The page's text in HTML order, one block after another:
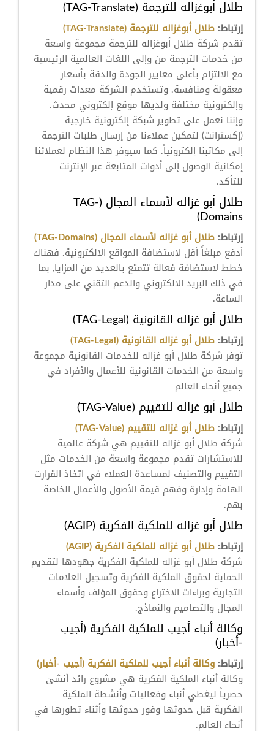
طلال أبوغزاله للترجمة (TAG-Translate)
إرتباط: طلال أبوغزاله للترجمة (TAG-Translate)
تقدم شركة طلال أبوغزاله للترجمة مجموعة واسعة
من خدمات الترجمة من وإلى اللغات العالمية الرئيسية
مع الالتزام بأعلى معايير الجودة والدقة بأسعار
معقولة ومنافسة. وتستخدم الشركة معدات رقمية
وإلكترونية مختلفة ولديها موقع إلكتروني محدث.
وإننا نعمل على تطوير شبكة إلكترونية خارجية
(إكسترانت) لتمكين عملاءنا من إرسال طلبات الترجمة
إلى مكاتبنا إلكترونياً. كما سيوفر هذا النظام لعملائنا
إمكانية الوصول إلى أدوات المتابعة عبر الإنترنت
للتأكد.
طلال أبو غزاله لأسماء المجال (TAG-
Domains)
إرتباط: طلال أبو غزاله لأسماء المجال (TAG-Domains)
أدفع مبلغاً أقل لاستضافة المواقع الالكترونية. فهناك
خطط لاستضافة فعالة تتمتع بالعديد من المزايا, بما
في ذلك البريد الالكتروني والدعم التقني على مدار
الساعة.
طلال أبو غزاله القانونية (TAG-Legal)
إرتباط: طلال أبو غزاله القانونية (TAG-Legal)
توفر شركة طلال أبو غزاله للخدمات القانونية مجموعة
واسعة من الخدمات القانونية للأعمال والأفراد في
جميع أنحاء العالم
طلال أبو غزاله للتقييم (TAG-Value)
إرتباط: طلال أبو غزاله للتقييم (TAG-Value)
شركة طلال أبو غزاله للتقييم هي شركة عالمية
للاستشارات تقدم مجموعة واسعة من الخدمات مثل
التقييم والتصنيف لمساعدة العملاء في اتخاذ القرارت
الهامة وإدارة وفهم قيمة الأصول والأعمال الخاصة
بهم.
طلال أبو غزاله للملكية الفكرية (AGIP)
إرتباط: طلال أبو غزاله للملكية الفكرية (AGIP)
شركة طلال أبو غزاله للملكية الفكرية جهودها لتقديم
الحماية لحقوق الملكية الفكرية وتسجيل العلامات
التجارية وبراءات الاختراع وحقوق المؤلف وأسماء
المجال والتصاميم والنماذج.
وكالة أنباء أجيب للملكية الفكرية (أجيب
-أخبار)
إرتباط: وكالة أنباء أجيب للملكية الفكرية (أجيب -أخبار)
وكالة أنباء الملكية الفكرية هي مشروع رائد أنشئ
حصرياً ليغطي أنباء وفعاليات وأنشطة الملكية
الفكرية قبل حدوثها وفور حدوثها وأثناء تطورها في
أنحاء العالم.